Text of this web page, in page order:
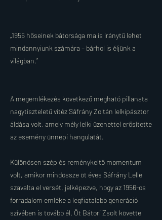
„1956 hőseinek bátorsága ma is iránytű lehet
mindannyiunk számára – bárhol is éljünk a
világban.”
A megemlékezés következő megható pillanata
nagytiszteletű vitéz Sáfrány Zoltán lelkipásztor
áldása volt, amely mély lelki üzenettel erősítette
az esemény ünnepi hangulatát.
Különösen szép és reménykeltő momentum
volt, amikor mindössze öt éves Sáfrány Lelle
szavalta el versét, jelképezve, hogy az 1956-os
forradalom emléke a legfiatalabb generáció
szívében is tovább él. Őt Bátori Zsolt követte